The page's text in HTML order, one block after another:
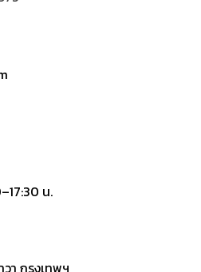
น.
า กรุงเทพฯ